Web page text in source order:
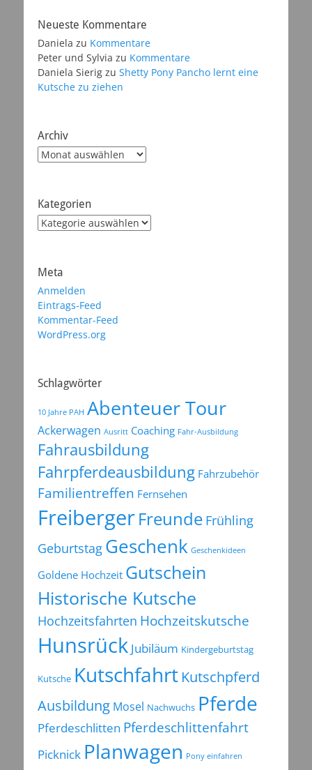
Neueste Kommentare
Daniela zu Kommentare
Peter und Sylvia zu Kommentare
Daniela Sierig zu Shetty Pony Pancho lernt eine
Kutsche zu ziehen
Archiv
Archiv
Kategorien
Kategorien
Meta
Anmelden
Eintrags-Feed
Kommentar-Feed
WordPress.org
Schlagwörter
10 Jahre PAH Abenteuer Tour
Ackerwagen Ausritt Coaching Fahr-Ausbildung
Fahrausbildung
Fahrpferdeausbildung Fahrzubehör
Familientreffen Fernsehen
FreibergerFreunde Frühling
Geburtstag Geschenk Geschenkideen
Goldene Hochzeit Gutschein
Historische Kutsche
Hochzeitsfahrten Hochzeitskutsche
Hunsrück Jubiläum Kindergeburtstag
Kutsche Kutschfahrt Kutschpferd
Ausbildung Mosel Nachwuchs Pferde
Pferdeschlitten Pferdeschlittenfahrt
Picknick Planwagen Pony einfahren